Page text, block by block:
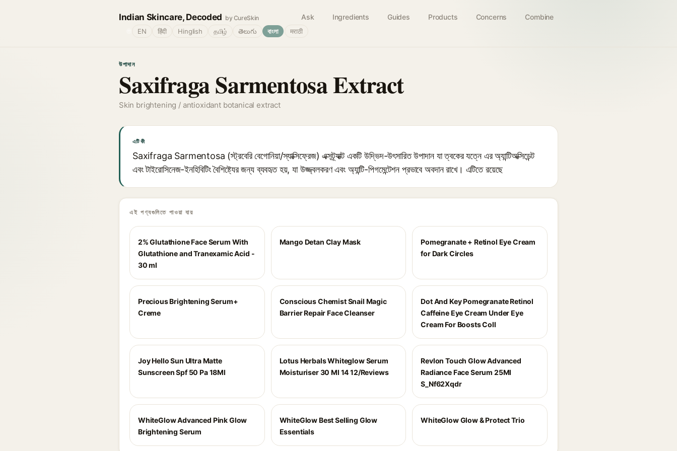
Indian Skincare, Decoded by CureSkin Ask Ingredients Guides Products Concerns Combine
EN हिंदी Hinglish தமிழ் తెలుగు বাংলা मराठी
উপাদান
Saxifraga Sarmentosa Extract
Skin brightening / antioxidant botanical extract
এটি কী
Saxifraga Sarmentosa (স্ট্রবেরি বেগোনিয়া/স্যাক্সিফ্রেজ) এক্সট্র্যাক্ট একটি উদ্ভিদ-উৎসারিত উপাদান যা ত্বকের যত্নে এর অ্যান্টিঅক্সিডেন্ট
এবং টাইরোসিনেজ-ইনহিবিটিং বৈশিষ্ট্যের জন্য ব্যবহৃত হয়, যা উজ্জ্বলকরণ এবং অ্যান্টি-পিগমেন্টেশন প্রভাবে অবদান রাখে। এটিতে রয়েছে
এই পণ্যগুলিতে পাওয়া যায়
2% Glutathione Face Serum With
Glutathione and Tranexamic Acid -
30 ml
Mango Detan Clay Mask
Pomegranate + Retinol Eye Cream
for Dark Circles
Precious Brightening Serum+
Creme
Conscious Chemist Snail Magic
Barrier Repair Face Cleanser
Dot And Key Pomegranate Retinol
Caffeine Eye Cream Under Eye
Cream For Boosts Coll
Joy Hello Sun Ultra Matte
Sunscreen Spf 50 Pa 18Ml
Lotus Herbals Whiteglow Serum
Moisturiser 30 Ml 14 12/Reviews
Revlon Touch Glow Advanced
Radiance Face Serum 25Ml
S_Nf62Xqdr
WhiteGlow Advanced Pink Glow
Brightening Serum
WhiteGlow Best Selling Glow
Essentials
WhiteGlow Glow & Protect Trio